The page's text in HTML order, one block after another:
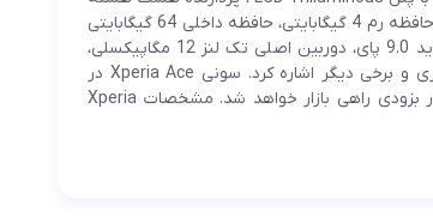
ای اسنپدراگون 630 با تراشه گرافیکی Adreno 508 ، حافظه رم 4 گیگابایتی، حافظه داخلی 64 گیگابایتی
با قابلیت ارتقا تا 512 گیگابایت، سیستم عامل اندروید 9.0 پای، دوربین اصلی تک لنز 12 مگاپیکسلی،
دوربین سلفی 8 مگاپیکسلی، باتری 2700 میلی آمپری و برخی دیگر اشاره کرد. سونی Xperia Ace در
رنگ بنفش کم رنگ، تیره و سفید با قیمت 444 دلار بزودی راهی بازار خواهد شد. مشخصات Xperia